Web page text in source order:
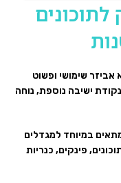
שימושי ופשוט
ישיבה נוספת, נוחה
במיוחד למגדלים
פינקים, כנריות